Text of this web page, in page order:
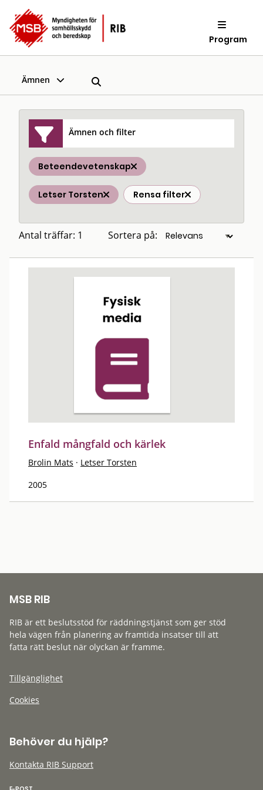
Program
Ämnen
Ämnen och filter
Beteendevetenskap
Letser Torsten Rensa filter
Antal träffar: 1 Sortera på:
Enfald mångfald och kärlek
Brolin Mats · Letser Torsten
2005
MSB RIB
RIB är ett beslutsstöd för räddningstjänst som ger stöd
hela vägen från planering av framtida insatser till att
fatta rätt beslut när olyckan är framme.
Tillgänglighet
Cookies
Behöver du hjälp?
Kontakta RIB Support